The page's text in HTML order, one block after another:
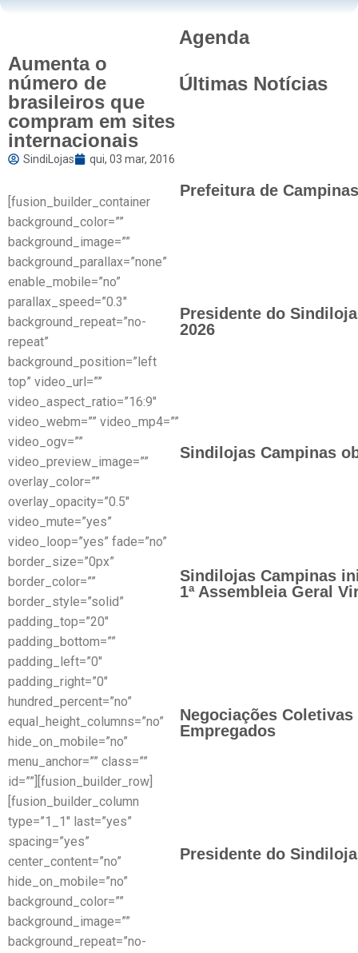
Aumenta o
número de
brasileiros que
compram em sites
internacionais
SindiLojas qui, 03 mar, 2016
[fusion_builder_container
background_color=””
background_image=””
background_parallax=”none”
enable_mobile=”no”
parallax_speed=”0.3″
background_repeat=”no-
repeat”
background_position=”left
top” video_url=””
video_aspect_ratio=”16:9″
video_webm=”” video_mp4=””
video_ogv=””
video_preview_image=””
overlay_color=””
overlay_opacity=”0.5″
video_mute=”yes”
video_loop=”yes” fade=”no”
border_size=”0px”
border_color=””
border_style=”solid”
padding_top=”20″
padding_bottom=””
padding_left=”0″
padding_right=”0″
hundred_percent=”no”
equal_height_columns=”no”
hide_on_mobile=”no”
menu_anchor=”” class=””
id=””][fusion_builder_row]
[fusion_builder_column
type=”1_1″ last=”yes”
spacing=”yes”
center_content=”no”
hide_on_mobile=”no”
background_color=””
background_image=””
background_repeat=”no-
Agenda
Últimas Notícias
Prefeitura de
Presidente do
2026
Sindilojas Campinas
Sindilojas Campinas
1ª Assembleia Geral
Negociações
Empregados
Presidente do